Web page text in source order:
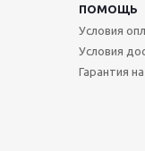
ПОМОЩЬ
Условия
Условия
Гарантия